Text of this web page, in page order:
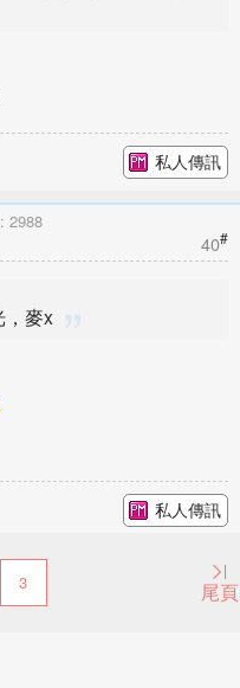
私人傳訊
2988
40#
麥x
私人傳訊
3 尾頁